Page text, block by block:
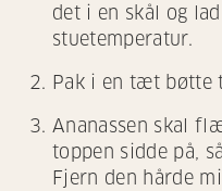
det i en skål og
stuetemperatur.
Pak i en tæt bøtte
Ananassen skal
toppen sidde på,
Fjern den hårde